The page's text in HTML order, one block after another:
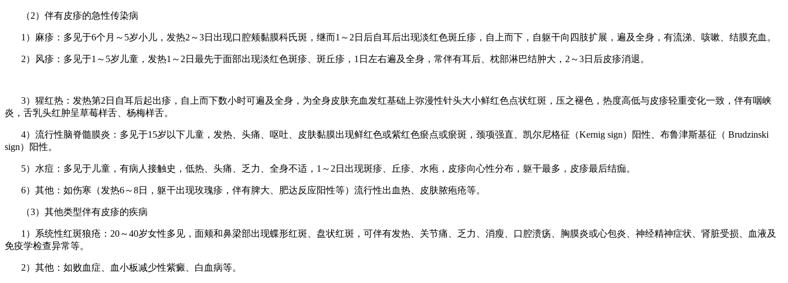
（2）伴有皮疹的急性传染病
1）麻疹： 多见于6个月 ～5岁小儿，发热2～3日出现口腔颊黏膜科氏斑， 继而1 ～2日后自耳后出现淡红色斑丘疹，自上而下，自躯干向四肢扩展，遍及全身，有流涕、咳嗽、结膜充血。
2）风疹： 多见于1 ～5岁儿童，发热1～2日最先于面部出现淡红色斑疹、斑丘疹，1日左右遍及全身，常伴有耳后、枕部淋巴结肿大，2～3日后皮疹消退。
3）猩红热： 发热第2日自耳后起出疹 ，自上而下数小时可遍及全身，为全身皮肤充血发红基础上弥漫性针头大小鲜红色点状红斑，压之褪色，热度高低与皮疹轻重变化一致，伴有咽峡
炎，舌乳头红肿呈草莓样舌、杨梅样舌。
4）流行性脑脊髓膜炎： 多见于15岁以下儿童，发热、头痛、呕吐、皮肤黏膜出现鲜红色或紫红色瘀点或瘀斑，颈项强直、凯尔尼格征（Kernig sign）阳性、布鲁津斯基征（ Brudzinski
sign）阳性。
5）水痘：多见于儿童，有病人接触史，低热、头痛、乏力、全身不适，1～2日出现斑疹、丘疹、水疱，皮疹向心性分布，躯干最多，皮疹最后结痂。
6）其他：如伤寒（发热6～8日，躯干出现玫瑰疹，伴有脾大、肥达反应阳性等）流行性出血热、皮肤脓疱疮等。
（3）其他类型伴有皮疹的疾病
1）系统性红斑狼疮：20～40岁女性多见，面颊和鼻梁部出现蝶形红斑、盘状红斑，可伴有发热、关节痛、乏力、消瘦、口腔溃疡、胸膜炎或心包炎、神经精神症状、肾脏受损、血液及
免疫学检查异常等。
2）其他：如败血症、血小板减少性紫癜、白血病等。